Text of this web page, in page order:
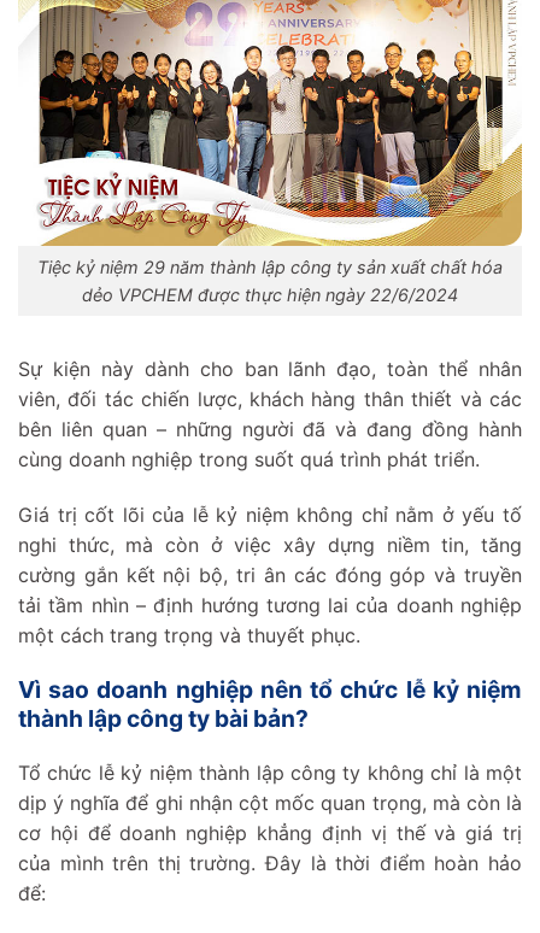
Tiệc kỷ niệm 29 năm thành lập công ty sản xuất chất hóa
dẻo VPCHEM được thực hiện ngày 22/6/2024
Sự kiện này dành cho ban lãnh đạo, toàn thể nhân
viên, đối tác chiến lược, khách hàng thân thiết và các
bên liên quan – những người đã và đang đồng hành
cùng doanh nghiệp trong suốt quá trình phát triển.
Giá trị cốt lõi của lễ kỷ niệm không chỉ nằm ở yếu tố
nghi thức, mà còn ở việc xây dựng niềm tin, tăng
cường gắn kết nội bộ, tri ân các đóng góp và truyền
tải tầm nhìn – định hướng tương lai của doanh nghiệp
một cách trang trọng và thuyết phục.
Vì sao doanh nghiệp nên tổ chức lễ kỷ niệm
thành lập công ty bài bản?
Tổ chức lễ kỷ niệm thành lập công ty không chỉ là một
dịp ý nghĩa để ghi nhận cột mốc quan trọng, mà còn là
cơ hội để doanh nghiệp khẳng định vị thế và giá trị
của mình trên thị trường. Đây là thời điểm hoàn hảo
để: